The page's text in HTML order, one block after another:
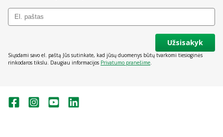
Užsisakyk
Siųsdami savo el. paštą Jūs sutinkate, kad jūsų duomenys būtų tvarkomi tiesioginės
rinkodaros tikslu. Daugiau informacijos Privatumo pranešime.